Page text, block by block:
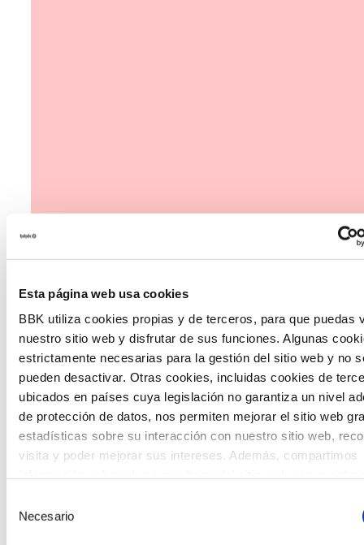
Esta página web usa cookies
BBK utiliza cookies propias y de terceros, para que puedas
nuestro sitio web y disfrutar de sus funciones. Algunas
estrictamente necesarias para la gestión del sitio web y no
pueden desactivar. Otras cookies, incluidas cookies de
ubicados en países cuya legislación no garantiza un nivel
de protección de datos, nos permiten mejorar el sitio web
estadísticas sobre su interacción con nuestro sitio web,
visita y poder mejorar sus intereses. Además, compartimos
información que les haya proporcionado o que hayan
Necesario
The Future Game
The Future Game es un laboratorio de participación
juvenil que recoge las cosmovisiones de las nuevas
generaciones en las temáticas que más les preocupan
hacia el futuro a través de una experiencia
gamificada.